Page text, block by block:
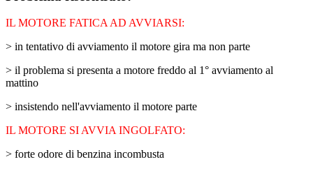
IL MOTORE FATICA AD AVVIARSI:
> in tentativo di avviamento il motore gira ma non parte
> il problema si presenta a motore freddo al 1° avviamento al
mattino
> insistendo nell'avviamento il motore parte
IL MOTORE SI AVVIA INGOLFATO:
> forte odore di benzina incombusta